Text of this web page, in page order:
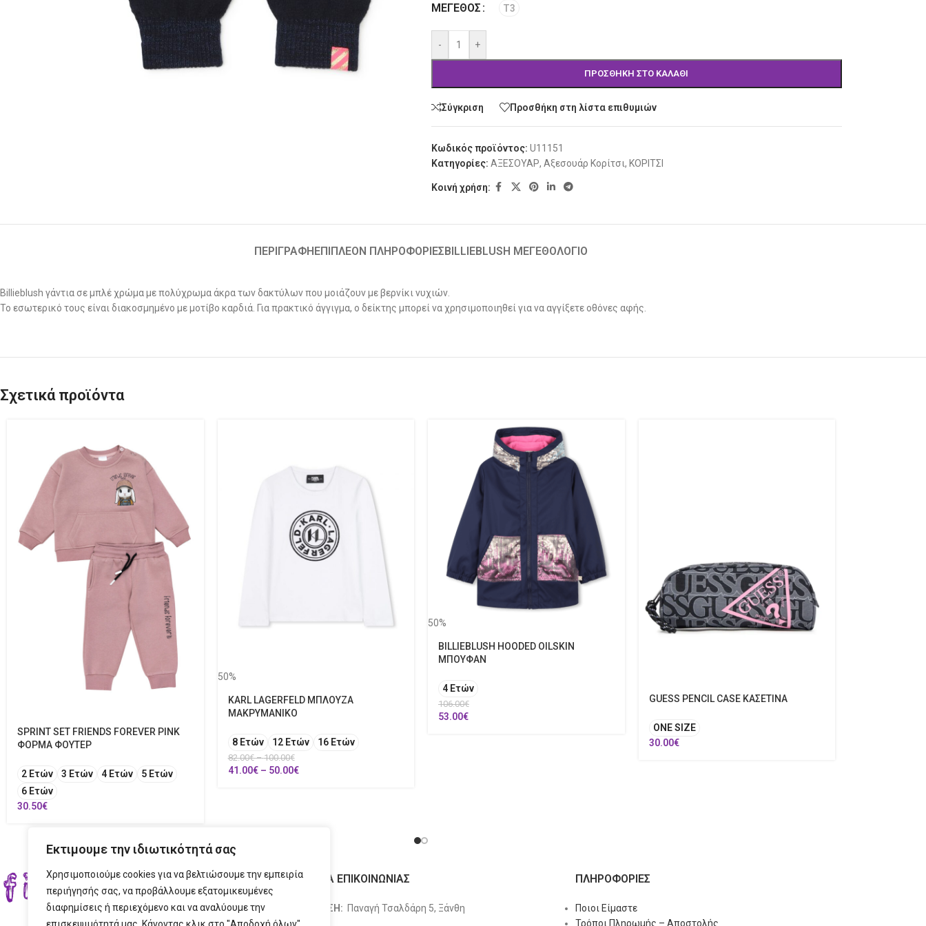
Εκτιμουμε την ιδιωτικότητά σας
Χρησιμοποιούμε cookies για να βελτιώσουμε την εμπειρία
περιήγησής σας, να προβάλλουμε εξατομικευμένες
διαφημίσεις ή περιεχόμενο και να αναλύουμε την
ΜΈΓΕΘΟΣ T3
- +
ΠΡΟΣΘΉΚΗ ΣΤΟ ΚΑΛΆΘΙ
Σύγκριση Προσθήκη στη λίστα επιθυμιών
Κωδικός προϊόντος: U11151
Κατηγορίες: ΑΞΕΣΟΥΑΡ, Αξεσουάρ Κορίτσι, ΚΟΡΙΤΣΙ
Κοινή χρήση:
ΠΕΡΙΓΡΑΦΉ ΕΠΙΠΛΈΟΝ ΠΛΗΡΟΦΟΡΊΕΣ BILLIEBLUSH ΜΕΓΕΘΟΛΟΓΙΟ
Billieblush γάντια σε μπλέ χρώμα με πολύχρωμα άκρα των δακτύλων που μοιάζουν με βερνίκι νυχιών.
Το εσωτερικό τους είναι διακοσμημένο με μοτίβο καρδιά. Για πρακτικό άγγιγμα, ο δείκτης μπορεί να χρησιμοποιηθεί για να αγγίξετε οθόνες αφής.
Σχετικά προϊόντα
SPRINT SET FRIENDS FOREVER PINK
ΦΟΡΜΑ ΦΟΥΤΕΡ
2 Ετών 3 Ετών 4 Ετών
5 Ετών
6 Ετών
30.50€
50%
KARL LAGERFELD ΜΠΛΟΥΖΑ
ΜΑΚΡΥΜΑΝΙΚΟ
8 Ετών 12 Ετών 16 Ετών
82.00€ – 100.00€
41.00€ – 50.00€
50%
BILLIEBLUSH HOODED OILSKIN
ΜΠΟΥΦΑΝ
4 Ετών
106.00€
53.00€
GUESS PENCIL CASE ΚΑΣΕΤΙΝΑ
ONE SIZE
30.00€
ΣΤΟΙΧΕΙΑ ΕΠΙΚΟΙΝΩΝΙΑΣ
ΔΙΕΥΘΥΝΣΗ: Παναγή Τσαλδάρη 5, Ξάνθη
ΠΛΗΡΟΦΟΡΙΕΣ
Ποιοι Είμαστε
Τρόποι Πληρωμής – Αποστολής